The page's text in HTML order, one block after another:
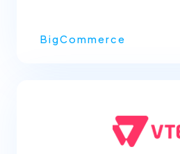
BigCommerce